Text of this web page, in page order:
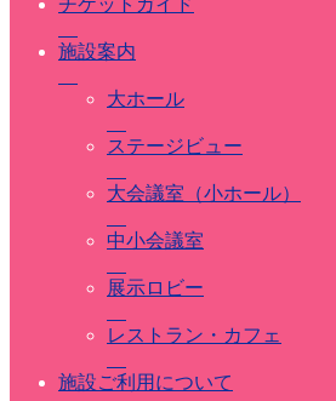
チケットガイド
施設案内
大ホール
ステージビュー
大会議室（小ホール）
中小会議室
展示ロビー
レストラン・カフェ
施設ご利用について